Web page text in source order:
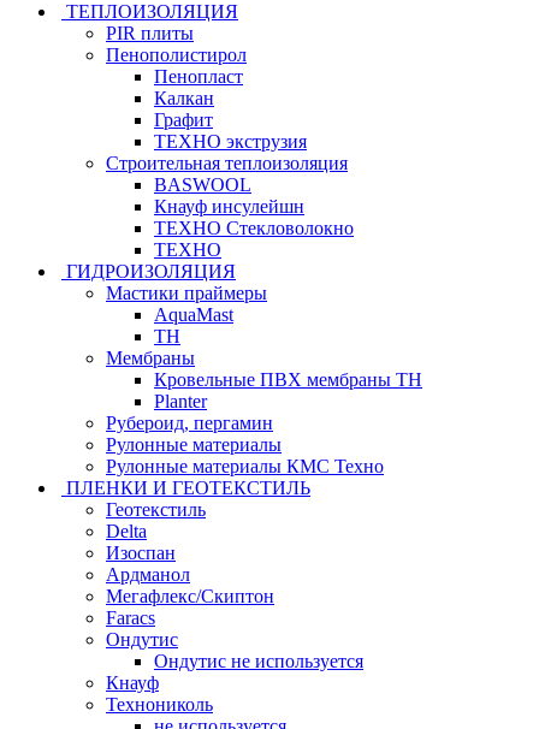
ТЕПЛОИЗОЛЯЦИЯ
PIR плиты
Пенополистирол
Пенопласт
Калкан
Графит
ТЕХНО экструзия
Строительная теплоизоляция
BASWOOL
Кнауф инсулейшн
ТЕХНО Стекловолокно
ТЕХНО
ГИДРОИЗОЛЯЦИЯ
Мастики праймеры
AquaMast
ТН
Мембраны
Кровельные ПВХ мембраны ТН
Planter
Рубероид, пергамин
Рулонные материалы
Рулонные материалы КМС Техно
ПЛЕНКИ И ГЕОТЕКСТИЛЬ
Геотекстиль
Delta
Изоспан
Ардманол
Мегафлекс/Скиптон
Faracs
Ондутис
Ондутис не используется
Кнауф
Технониколь